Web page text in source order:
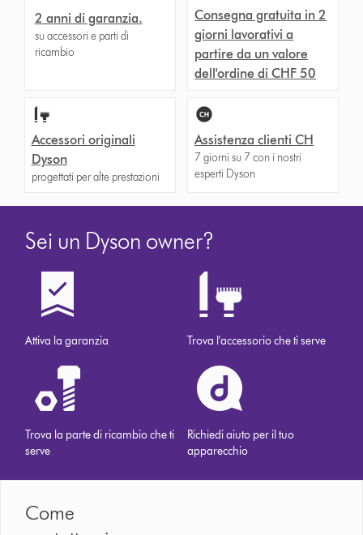
2 anni di garanzia.
su accessori e parti di
ricambio
Consegna gratuita in 2
giorni lavorativi a
partire da un valore
dell'ordine di CHF 50
Accessori originali
Dyson
progettati per alte prestazioni
Assistenza clienti CH
7 giorni su 7 con i nostri
esperti Dyson
Sei un Dyson owner?
Attiva la garanzia Trova l'accessorio che ti serve
Trova la parte di ricambio che ti
serve
Richiedi aiuto per il tuo
apparecchio
Come